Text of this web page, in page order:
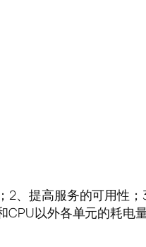
2、提高服务的可用性
以外各单元的耗电